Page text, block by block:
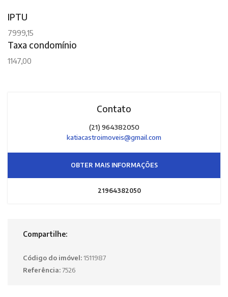
IPTU
7999,15
Taxa condomínio
1147,00
Contato
(21) 964382050
katiacastroimoveis@gmail.com
OBTER MAIS INFORMAÇÕES
21964382050
Compartilhe:
Código do imóvel:1511987
Referência:7526